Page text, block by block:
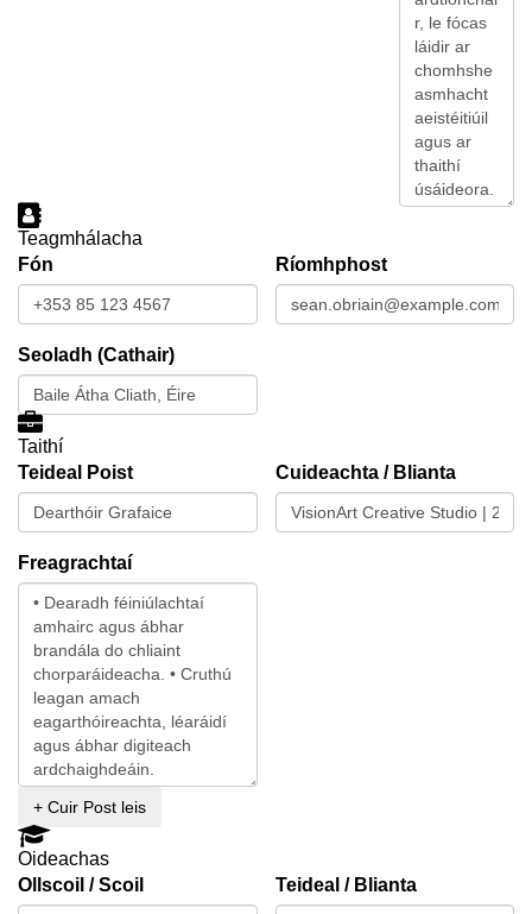
Teagmhálacha
Fón
Ríomhphost
Seoladh (Cathair)
Taithí
Teideal Poist
Cuideachta / Blianta
Freagrachtaí
+ Cuir Post leis
Oideachas
Ollscoil / Scoil
Teideal / Blianta